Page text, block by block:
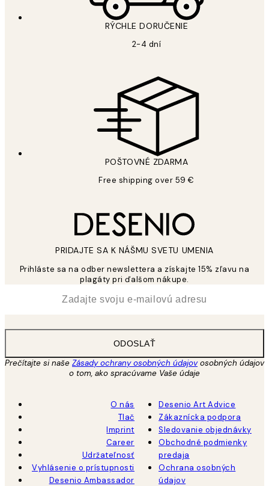
RÝCHLE DORUČENIE
2-4 dní
POŠTOVNÉ ZDARMA
Free shipping over 59 €
PRIDAJTE SA K NÁŠMU SVETU UMENIA
Prihláste sa na odber newslettera a získajte 15% zľavu na
plagáty pri ďalšom nákupe.
ODOSLAŤ
Prečítajte si naše Zásady ochrany osobných údajovosobných údajov
o tom, ako spracúvame Vaše údaje
O nás
Tlač
Imprint
Career
Udržateľnosť
Vyhlásenie o prístupnosti
Desenio Ambassador
Desenio Art Advice
Zákaznícka podpora
Sledovanie objednávky
Obchodné podmienky
predaja
Ochrana osobných
údajov